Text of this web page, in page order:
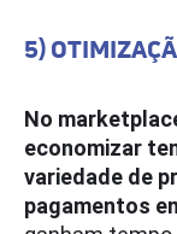
5)
No
economizar
variedade de
pagamentos